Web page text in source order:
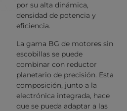
por su alta dinámica,
densidad de potencia y
eficiencia.
La gama BG de motores sin
escobillas se puede
combinar con reductor
planetario de precisión. Esta
composición, junto a la
electrónica integrada, hace
que se pueda adaptar a las